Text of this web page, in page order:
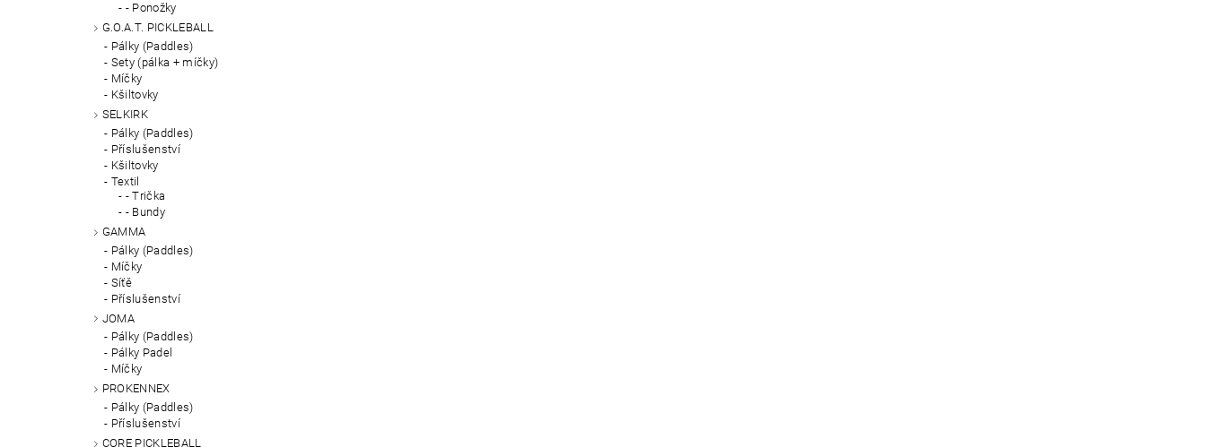
- Ponožky
G.O.A.T. PICKLEBALL
Pálky (Paddles)
Sety (pálka + míčky)
Míčky
Kšiltovky
SELKIRK
Pálky (Paddles)
Příslušenství
Kšiltovky
Textil
- Trička
- Bundy
GAMMA
Pálky (Paddles)
Míčky
Síťě
Příslušenství
JOMA
Pálky (Paddles)
Pálky Padel
Míčky
PROKENNEX
Pálky (Paddles)
Příslušenství
CORE PICKLEBALL